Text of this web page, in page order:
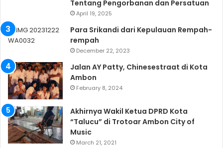
Tentang Pengorbanan dan Persatuan
April 19, 2025
Para Srikandi dari Kepulauan Rempah-
rempah
December 22, 2023
Jalan AY Patty, Chinesestraat di Kota
Ambon
February 8, 2024
Akhirnya Wakil Ketua DPRD Kota
“Talucu” di Trotoar Ambon City of
Music
March 21, 2021